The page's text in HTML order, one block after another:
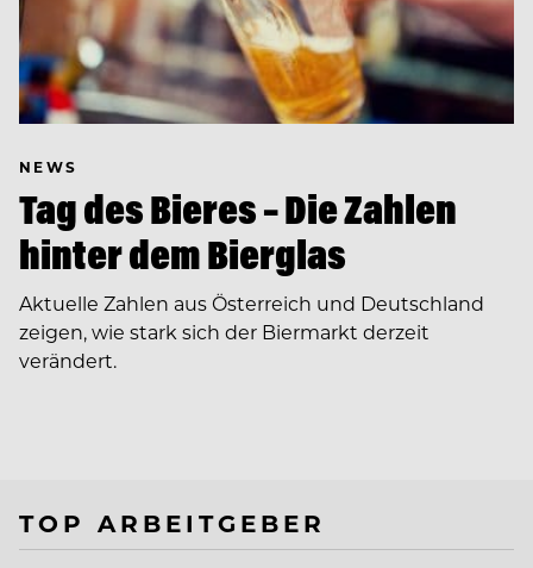
NEWS
Tag des Bieres – Die Zahlen
hinter dem Bierglas
Aktuelle Zahlen aus Österreich und Deutschland
zeigen, wie stark sich der Biermarkt derzeit
verändert.
TOP ARBEITGEBER